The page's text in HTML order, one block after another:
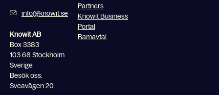
info@knowit.se
Knowit AB
Box 3383
103 68 Stockholm
Sverige
Besök oss:
Sveavägen 20
Partners
Knowit Business
Portal
Ramavtal